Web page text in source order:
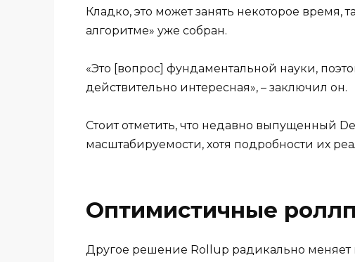
Кладко, это может занять некоторое время,
алгоритме» уже собран.
«Это [вопрос] фундаментальной науки,
действительно интересная», – заключил он.
Стоит отметить, что недавно выпущенный
масштабируемости, хотя подробности их
Оптимистичные
Другое решение Rollup радикально меняет